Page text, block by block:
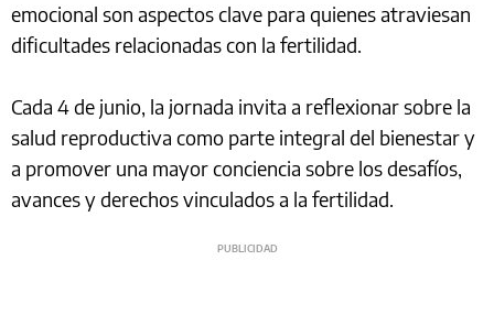
emocional son aspectos clave para quienes atraviesan
dificultades relacionadas con la fertilidad.
Cada 4 de junio, la jornada invita a reflexionar sobre la
salud reproductiva como parte integral del bienestar y
a promover una mayor conciencia sobre los desafíos,
avances y derechos vinculados a la fertilidad.